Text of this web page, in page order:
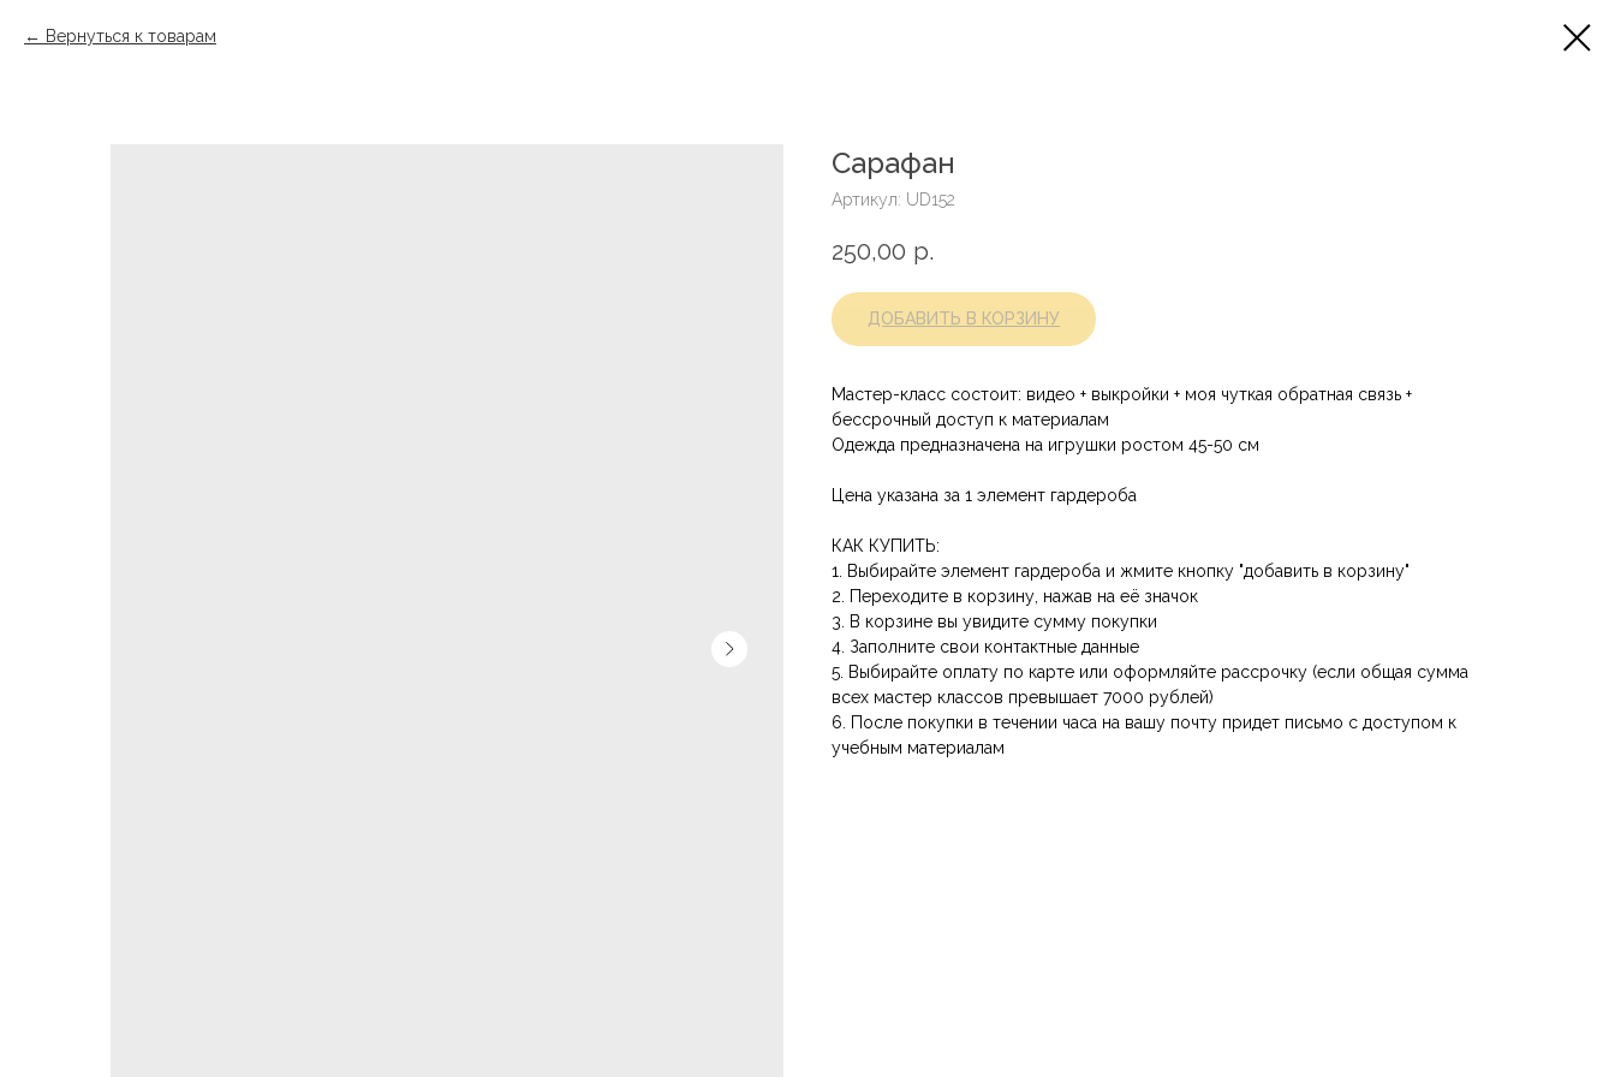
Вернуться к товарам
Сарафан
Артикул: UD152
250,00 р.
ДОБАВИТЬ В КОРЗИНУ
Мастер-класс состоит: видео + выкройки + моя чуткая обратная связь +
бессрочный доступ к материалам
Одежда предназначена на игрушки ростом 45-50 см
Цена указана за 1 элемент гардероба
КАК КУПИТЬ:
1. Выбирайте элемент гардероба и жмите кнопку "добавить в корзину"
2. Переходите в корзину, нажав на её значок
3. В корзине вы увидите сумму покупки
4. Заполните свои контактные данные
5. Выбирайте оплату по карте или оформляйте рассрочку (если общая сумма
всех мастер классов превышает 7000 рублей)
6. После покупки в течении часа на вашу почту придет письмо с доступом к
учебным материалам